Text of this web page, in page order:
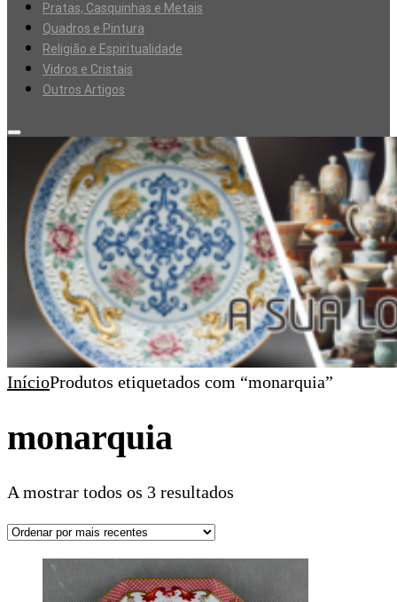
Pratas, Casquinhas e Metais
Quadros e Pintura
Religião e Espiritualidade
Vidros e Cristais
Outros Artigos
InícioProdutos etiquetados com “monarquia”
monarquia
A mostrar todos os 3 resultados